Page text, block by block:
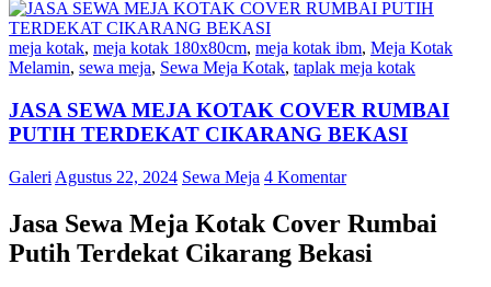
meja kotak, meja kotak 180x80cm, meja kotak ibm, Meja Kotak
Melamin, sewa meja, Sewa Meja Kotak, taplak meja kotak
JASA SEWA MEJA KOTAK COVER RUMBAI
PUTIH TERDEKAT CIKARANG BEKASI
Galeri Agustus 22, 2024 Sewa Meja 4 Komentar
Jasa Sewa Meja Kotak Cover Rumbai
Putih Terdekat Cikarang Bekasi